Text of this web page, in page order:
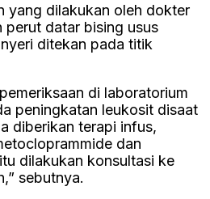
yang dilakukan oleh dokter
perut datar bising usus
ditekan pada titik
di laboratorium
peningkatan leukosit disaat
diberikan terapi infus,
dan
dilakukan konsultasi ke
sebutnya.